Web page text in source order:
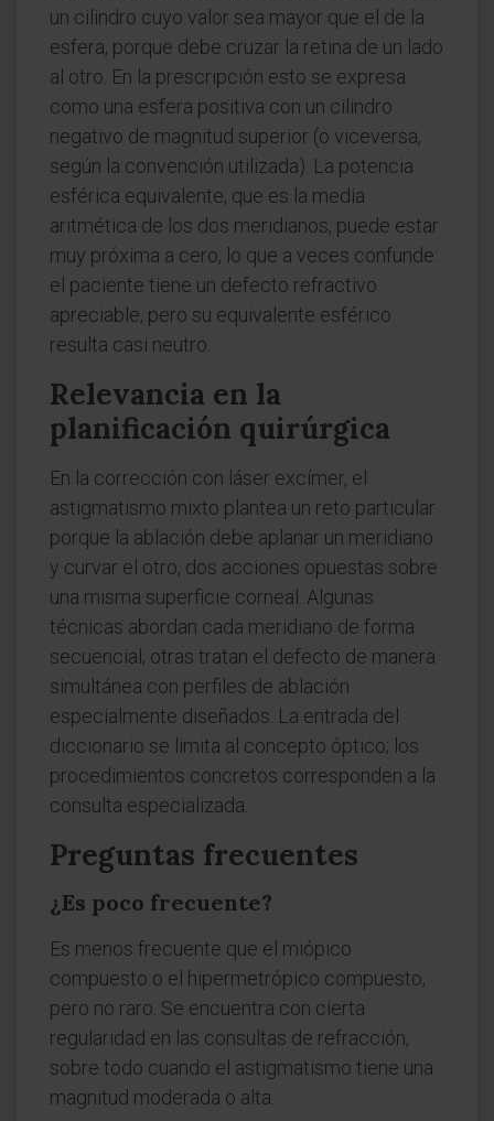
un cilindro cuyo valor sea mayor que el de la
esfera, porque debe cruzar la retina de un lado
al otro. En la prescripción esto se expresa
como una esfera positiva con un cilindro
negativo de magnitud superior (o viceversa,
según la convención utilizada). La potencia
esférica equivalente, que es la media
aritmética de los dos meridianos, puede estar
muy próxima a cero, lo que a veces confunde:
el paciente tiene un defecto refractivo
apreciable, pero su equivalente esférico
resulta casi neutro.
Relevancia en la
planificación quirúrgica
En la corrección con láser excímer, el
astigmatismo mixto plantea un reto particular
porque la ablación debe aplanar un meridiano
y curvar el otro, dos acciones opuestas sobre
una misma superficie corneal. Algunas
técnicas abordan cada meridiano de forma
secuencial; otras tratan el defecto de manera
simultánea con perfiles de ablación
especialmente diseñados. La entrada del
diccionario se limita al concepto óptico; los
procedimientos concretos corresponden a la
consulta especializada.
Preguntas frecuentes
¿Es poco frecuente?
Es menos frecuente que el miópico
compuesto o el hipermetrópico compuesto,
pero no raro. Se encuentra con cierta
regularidad en las consultas de refracción,
sobre todo cuando el astigmatismo tiene una
magnitud moderada o alta.